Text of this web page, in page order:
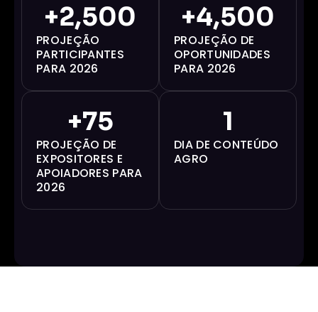
PROJEÇÃO
PARTICIPANTES
PARA 2026
+2,500
PROJEÇÃO DE
OPORTUNIDADES
PARA 2026
+4,500
PROJEÇÃO DE
EXPOSITORES E
APOIADORES PARA
2026
+75
DIA DE CONTEÚDO
AGRO
1